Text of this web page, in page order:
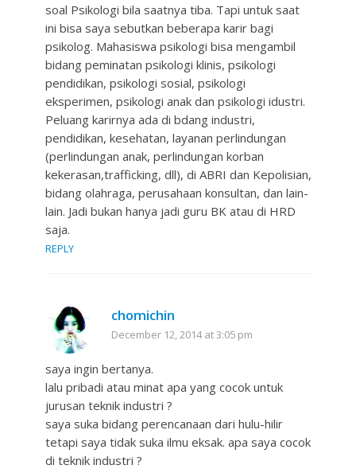
soal Psikologi bila saatnya tiba. Tapi untuk saat
ini bisa saya sebutkan beberapa karir bagi
psikolog. Mahasiswa psikologi bisa mengambil
bidang peminatan psikologi klinis, psikologi
pendidikan, psikologi sosial, psikologi
eksperimen, psikologi anak dan psikologi idustri.
Peluang karirnya ada di bdang industri,
pendidikan, kesehatan, layanan perlindungan
(perlindungan anak, perlindungan korban
kekerasan,trafficking, dll), di ABRI dan Kepolisian,
bidang olahraga, perusahaan konsultan, dan lain-
lain. Jadi bukan hanya jadi guru BK atau di HRD
saja.
REPLY
chomichin
December 12, 2014 at 3:05 pm
saya ingin bertanya.
lalu pribadi atau minat apa yang cocok untuk
jurusan teknik industri ?
saya suka bidang perencanaan dari hulu-hilir
tetapi saya tidak suka ilmu eksak. apa saya cocok
di teknik industri ?